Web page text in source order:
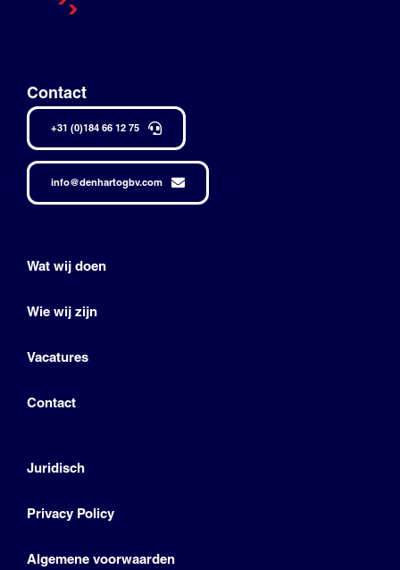
Contact
+31 (0)184 66 12 75
info@denhartogbv.com
Wat wij doen
Wie wij zijn
Vacatures
Contact
Juridisch
Privacy Policy
Algemene voorwaarden